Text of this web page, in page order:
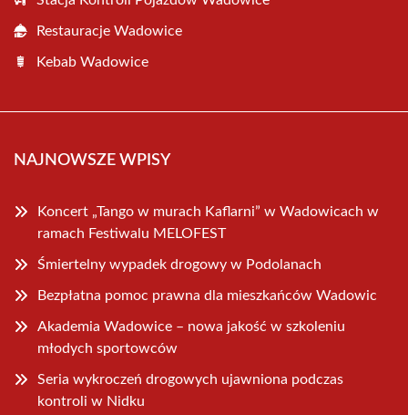
Restauracje Wadowice
Kebab Wadowice
NAJNOWSZE WPISY
Koncert „Tango w murach Kaflarni” w Wadowicach w
ramach Festiwalu MELOFEST
Śmiertelny wypadek drogowy w Podolanach
Bezpłatna pomoc prawna dla mieszkańców Wadowic
Akademia Wadowice – nowa jakość w szkoleniu
młodych sportowców
Seria wykroczeń drogowych ujawniona podczas
kontroli w Nidku